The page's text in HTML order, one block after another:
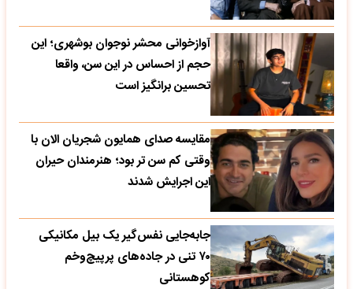
آوازخوانی محشر نوجوان بوشهری؛ این
حجم از احساس در این سن، واقعا
تحسین‌ برانگیز است
مقایسه صدای همایون شجریان الان با
وقتی کم سن تر بود؛ هنرمندان حیران
این اجرایش شدند
جابه‌جایی نفس‌گیر یک بیل مکانیکی
۷۰ تنی در جاده‌های پرپیچ‌وخم
کوهستانی